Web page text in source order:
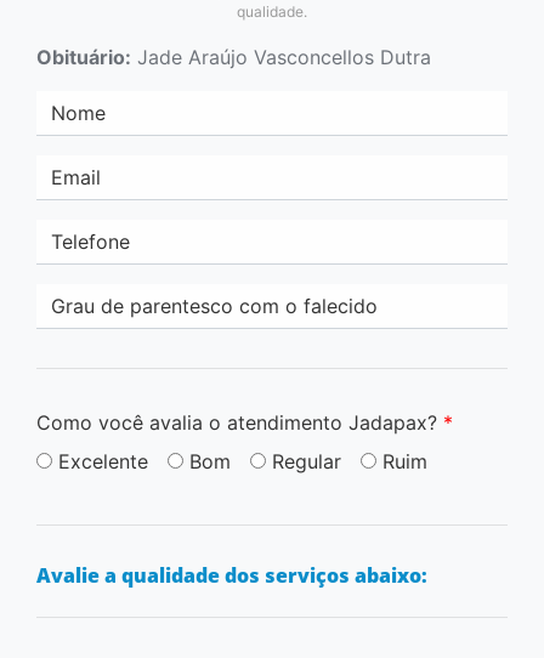
qualidade.
Obituário: Jade Araújo Vasconcellos Dutra
Nome
Email
Telefone
Grau de parentesco com o falecido
Como você avalia o atendimento Jadapax? *
Excelente
Bom Regular Ruim
Avalie a qualidade dos serviços abaixo: